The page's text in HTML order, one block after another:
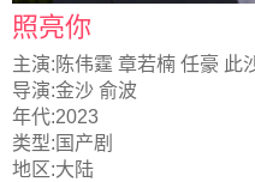
照亮你
主演: 陈伟霆 章若楠 任豪 此
导演:金沙 俞波
年代:2023
类型: 国产剧
地区:大陆